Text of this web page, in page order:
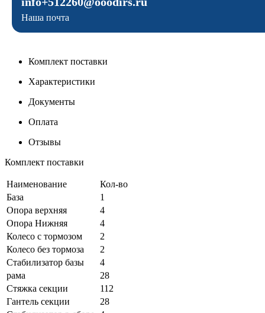
Наша почта
Комплект поставки
Характеристики
Документы
Оплата
Отзывы
Комплект поставки
Наименование
Кол-во
База
1
Опора верхняя
4
Опора Нижняя
4
Колесо с тормозом
2
Колесо без тормоза
2
Стабилизатор базы
4
рама
28
Стяжка секции
112
Гантель секции
28